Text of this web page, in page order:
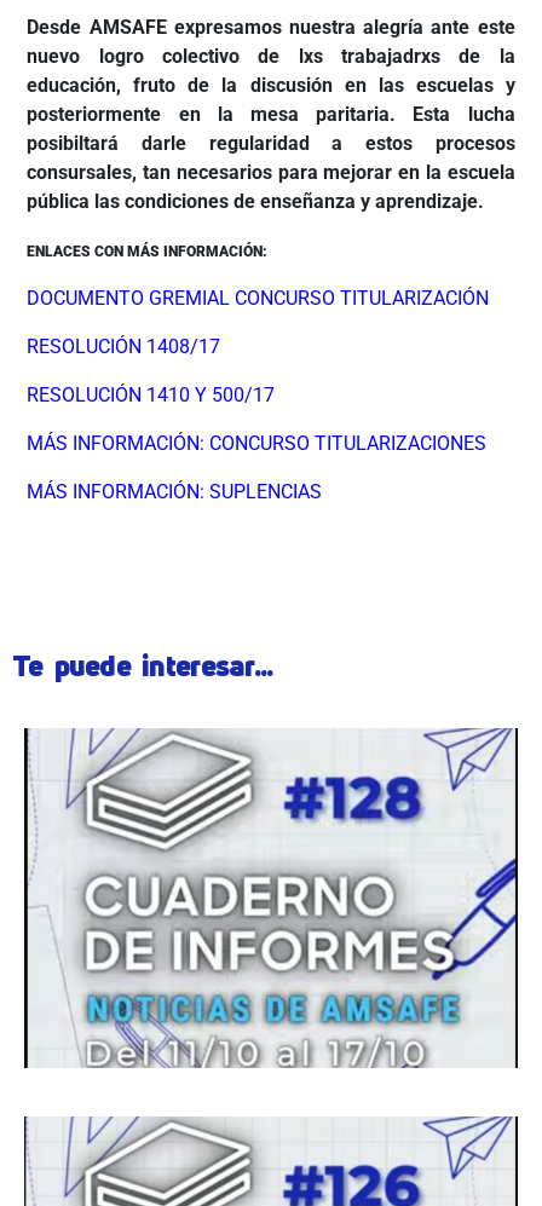
Desde AMSAFE expresamos nuestra alegría ante este
nuevo logro colectivo de lxs trabajadrxs de la
educación, fruto de la discusión en las escuelas y
posteriormente en la mesa paritaria. Esta lucha
posibiltará darle regularidad a estos procesos
consursales, tan necesarios para mejorar en la escuela
pública las condiciones de enseñanza y aprendizaje.
ENLACES CON MÁS INFORMACIÓN:
DOCUMENTO GREMIAL CONCURSO TITULARIZACIÓN
RESOLUCIÓN 1408/17
RESOLUCIÓN 1410 Y 500/17
MÁS INFORMACIÓN: CONCURSO TITULARIZACIONES
MÁS INFORMACIÓN: SUPLENCIAS
Te puede interesar...